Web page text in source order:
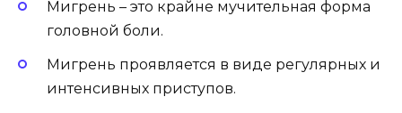
Мигрень – это крайне мучительная форма
головной боли.
Мигрень проявляется в виде регулярных и
интенсивных приступов.